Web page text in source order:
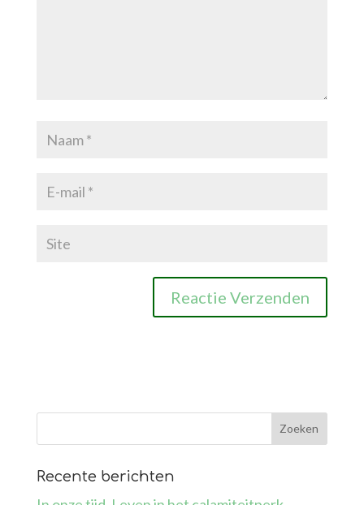
Recente berichten